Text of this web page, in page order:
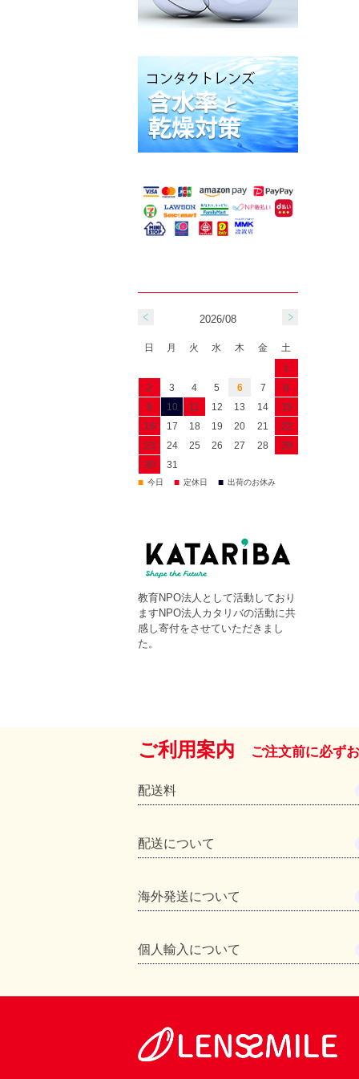
2026/08
日 月 火 水 木 金
土
1
2
3 4 5 6 7
8
9
10 11 12 13 14
15
16
17 18 19 20 21
22
23
24 25 26 27 28
29
30
31
■ 今日 ■ 定休日 ■ 出荷のお休み
教育NPO法人として活動しており
ますNPO法人カタリバの活動に共
感し寄付をさせていただきまし
た。
ご利用案内 ご注文前に必ず
配送料
配送について
海外発送について
個人輸入について